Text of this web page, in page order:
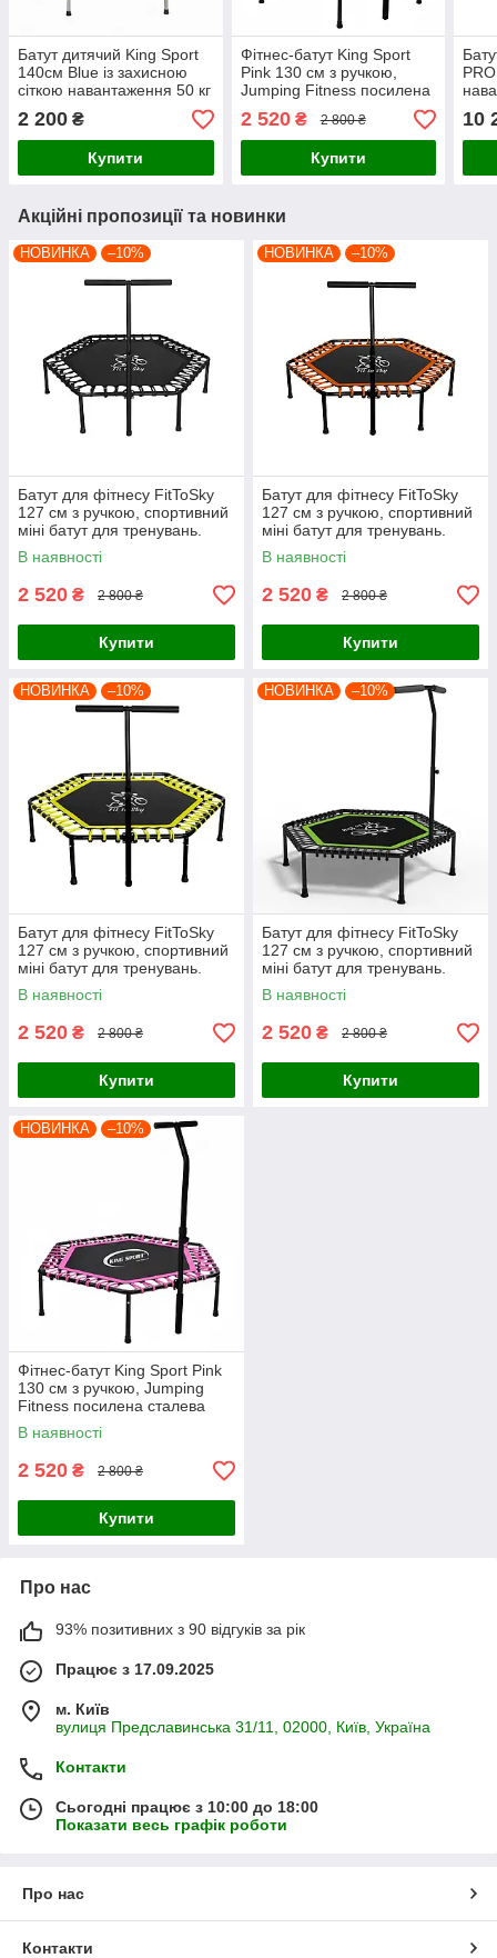
Батут дитячий King Sport
140см Blue із захисною
сіткою навантаження 50 кг
2 200 ₴
Купити
Фітнес-батут King Sport
Pink 130 см з ручкою,
Jumping Fitness посилена
амортизатори для
тренувань
2 520₴ 2 800 ₴
Купити
10
Акційні пропозиції та новинки
НОВИНКА –10%
Батут для фітнесу FitToSky
127 см з ручкою, спортивний
міні батут для тренувань.
Чорний
В наявності
2 520 ₴ 2 800 ₴
Купити
НОВИНКА –10%
Батут для фітнесу FitToSky
127 см з ручкою, спортивний
міні батут для тренувань.
Помаранчевий
В наявності
2 520 ₴ 2 800 ₴
Купити
НОВИНКА –10%
Батут для фітнесу FitToSky
127 см з ручкою, спортивний
міні батут для тренувань.
Жовтий
В наявності
2 520 ₴ 2 800 ₴
Купити
НОВИНКА –10%
Батут для фітнесу FitToSky
127 см з ручкою, спортивний
міні батут для тренувань.
Зелений
В наявності
2 520 ₴ 2 800 ₴
Купити
НОВИНКА –10%
Фітнес-батут King Sport Pink
130 см з ручкою, Jumping
Fitness посилена сталева
рама, 42 амортизатори для
тренувань
В наявності
2 520 ₴ 2 800 ₴
Купити
Про нас
93% позитивних з 90 відгуків за рік
Працює з 17.09.2025
м. Київ
вулиця Предславинська 31/11, 02000, Київ, Україна
Контакти
Сьогодні працює з 10:00 до 18:00
Показати весь графік роботи
Про нас
Контакти